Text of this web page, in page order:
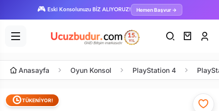
🎮 Eski Konsolunuzu BİZ ALIYORUZ! Hemen Başvur →
Anasayfa Oyun Konsol PlayStation 4
TÜKENİYOR!